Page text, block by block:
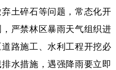
土碎石等问题，常态化开
严禁林区暴雨天气组织进
路施工、水利工程开挖必
水措施，遇强降雨要立即